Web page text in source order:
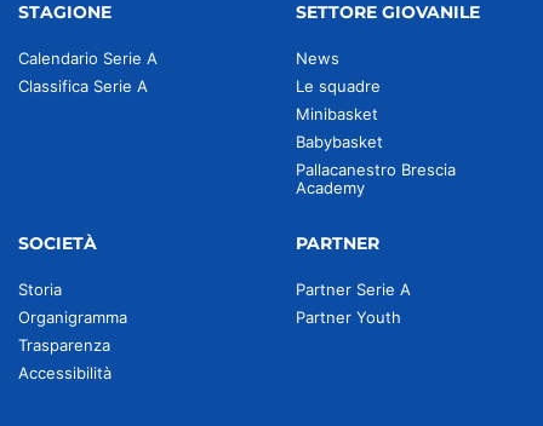
STAGIONE
Calendario Serie A
Classifica Serie A
SETTORE GIOVANILE
News
Le squadre
Minibasket
Babybasket
Pallacanestro Brescia
Academy
SOCIETÀ
Storia
Organigramma
Trasparenza
Accessibilità
PARTNER
Partner Serie A
Partner Youth